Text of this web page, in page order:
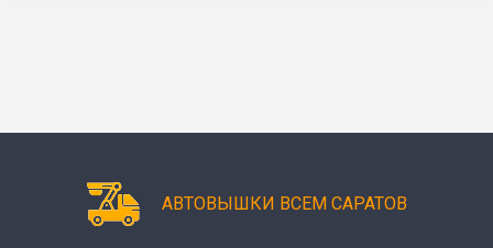
АВТОВЫШКИ ВСЕМ САРАТОВ